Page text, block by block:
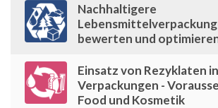
Nachhaltigere
bewerten und
Einsatz von Rezyklaten in
Verpackungen -
Food und Kosmetik